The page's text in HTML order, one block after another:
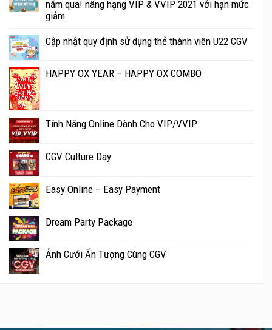
năm qua! nâng hạng VIP & VVIP 2021 với hạn mức
giảm
Cập nhật quy định sử dụng thẻ thành viên U22 CGV
HAPPY OX YEAR – HAPPY OX COMBO
Tính Năng Online Dành Cho VIP/VVIP
CGV Culture Day
Easy Online – Easy Payment
Dream Party Package
Ảnh Cưới Ấn Tượng Cùng CGV